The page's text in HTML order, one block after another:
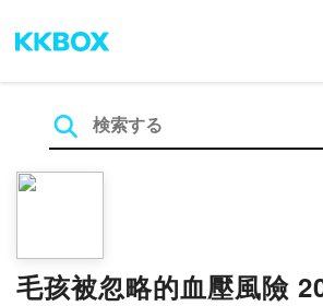
毛孩被忽略的血壓風險